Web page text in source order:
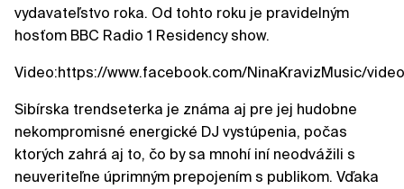
vydavateľstvo roka. Od tohto roku je pravidelným
hosťom BBC Radio 1 Residency show.
Video:https://www.facebook.com/NinaKravizMusic/
Sibírska trendseterka je známa aj pre jej hudobne
nekompromisné energické DJ vystúpenia, počas
ktorých zahrá aj to, čo by sa mnohí iní neodvážili s
neuveriteľne úprimným prepojením s publikom. Vďaka